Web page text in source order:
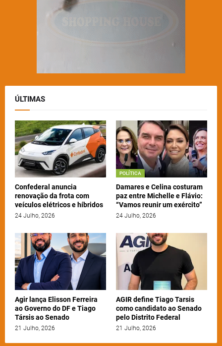
ÚLTIMAS
Confederal anuncia
renovação da frota com
veículos elétricos e híbridos
24 Julho, 2026
POLÍTICA
Damares e Celina costuram
paz entre Michelle e Flávio:
“Vamos reunir um exército”
24 Julho, 2026
Agir lança Elisson Ferreira
ao Governo do DF e Tiago
Társis ao Senado
21 Julho, 2026
AGIR define Tiago Tarsis
como candidato ao Senado
pelo Distrito Federal
21 Julho, 2026